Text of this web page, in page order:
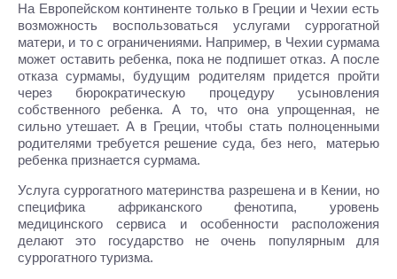
На Европейском континенте только в Греции и Чехии есть
возможность воспользоваться услугами суррогатной
матери, и то с ограничениями. Например, в Чехии сурмама
может оставить ребенка, пока не подпишет отказ. А после
отказа сурмамы, будущим родителям придется пройти
через бюрократическую процедуру усыновления
собственного ребенка. А то, что она упрощенная, не
сильно утешает. А в Греции, чтобы стать полноценными
родителями требуется решение суда, без него, матерью
ребенка признается сурмама.
Услуга суррогатного материнства разрешена и в Кении, но
специфика африканского фенотипа, уровень
медицинского сервиса и особенности расположения
делают это государство не очень популярным для
суррогатного туризма.